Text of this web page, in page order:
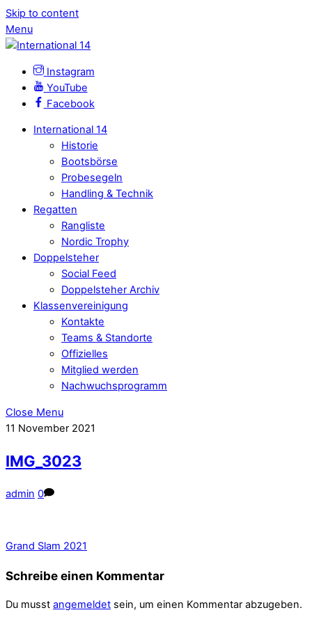
Skip to content
Menu
Instagram
YouTube
Facebook
International 14
Historie
Bootsbörse
Probesegeln
Handling & Technik
Regatten
Rangliste
Nordic Trophy
Doppelsteher
Social Feed
Doppelsteher Archiv
Klassenvereinigung
Kontakte
Teams & Standorte
Offizielles
Mitglied werden
Nachwuchsprogramm
Close Menu
11 November 2021
IMG_3023
admin 0
Grand Slam 2021
Schreibe einen Kommentar
Du musst angemeldet sein, um einen Kommentar abzugeben.